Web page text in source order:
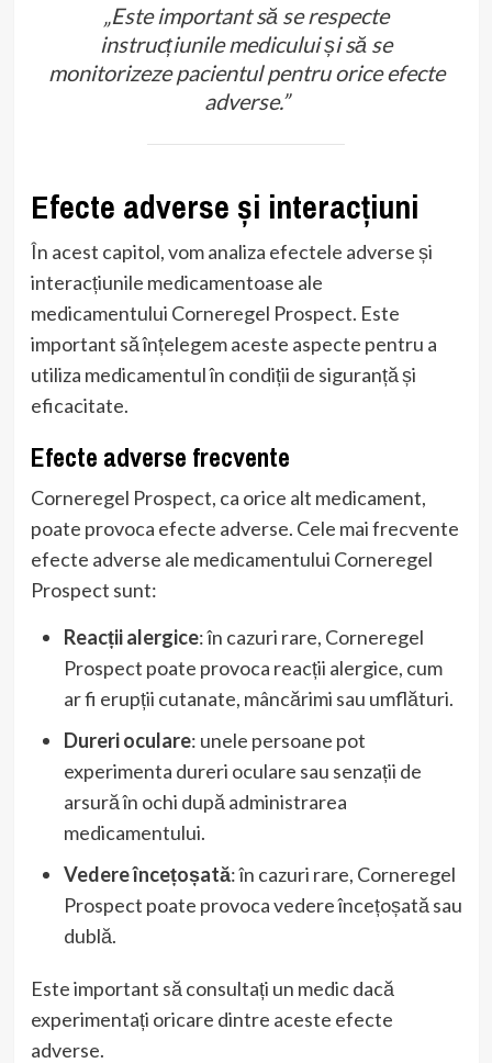
„Este important să se respecte
instrucțiunile medicului și să se
monitorizeze pacientul pentru orice efecte
adverse.”
Efecte adverse și interacțiuni
În acest capitol, vom analiza efectele adverse și
interacțiunile medicamentoase ale
medicamentului Corneregel Prospect. Este
important să înțelegem aceste aspecte pentru a
utiliza medicamentul în condiții de siguranță și
eficacitate.
Efecte adverse frecvente
Corneregel Prospect, ca orice alt medicament,
poate provoca efecte adverse. Cele mai frecvente
efecte adverse ale medicamentului Corneregel
Prospect sunt:
Reacții alergice: în cazuri rare, Corneregel
Prospect poate provoca reacții alergice, cum
ar fi erupții cutanate, mâncărimi sau umflături.
Dureri oculare: unele persoane pot
experimenta dureri oculare sau senzații de
arsură în ochi după administrarea
medicamentului.
Vedere încețoșată: în cazuri rare, Corneregel
Prospect poate provoca vedere încețoșată sau
dublă.
Este important să consultați un medic dacă
experimentați oricare dintre aceste efecte
adverse.